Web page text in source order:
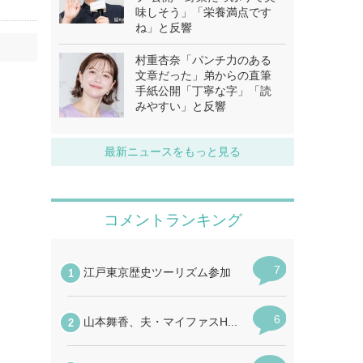
味しそう」「栄養満点です
ね」と反響
村重杏奈「パンチ力のある
文章だった」弟からの直筆
手紙公開「丁寧な字」「読
みやすい」と反響
最新ニュースをもっと見る